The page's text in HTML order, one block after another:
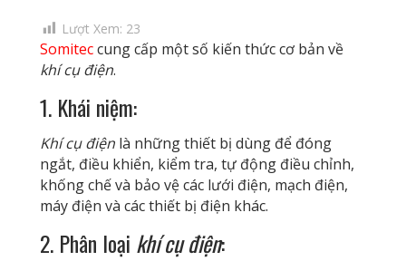
Lượt Xem: 23
Somiteccung cấp một số kiến thức cơ bản về
khí cụ điện.
1. Khái niệm:
Khí cụ điệnlà những thiết bị dùng để đóng
ngắt, điều khiển, kiểm tra, tự động điều chỉnh,
khống chế và bảo vệ các lưới điện, mạch điện,
máy điện và các thiết bị điện khác.
2. Phân loại khí cụ điện: